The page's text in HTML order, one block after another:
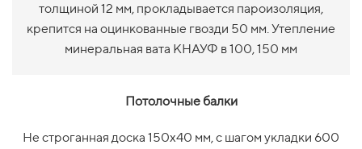
толщиной 12 мм, прокладывается пароизоляция,
крепится на оцинкованные гвозди 50 мм. Утепление
минеральная вата КНАУФ в 100, 150 мм
Потолочные балки
Не строганная доска 150х40 мм, с шагом укладки 600